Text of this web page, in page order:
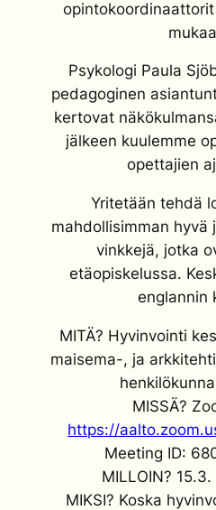
Psykologi Paula
pedagoginen
kertovat
jälkeen kuulemme
opettajien
Yritetään tehdä
mahdollisimman hyvä
vinkkejä, jotka
etäopiskelussa.
englannin
MITÄ? Hyvinvointi
maisema-, ja
MISSÄ?
https://
Meeting ID:
MILLOIN?
MIKSI? Koska